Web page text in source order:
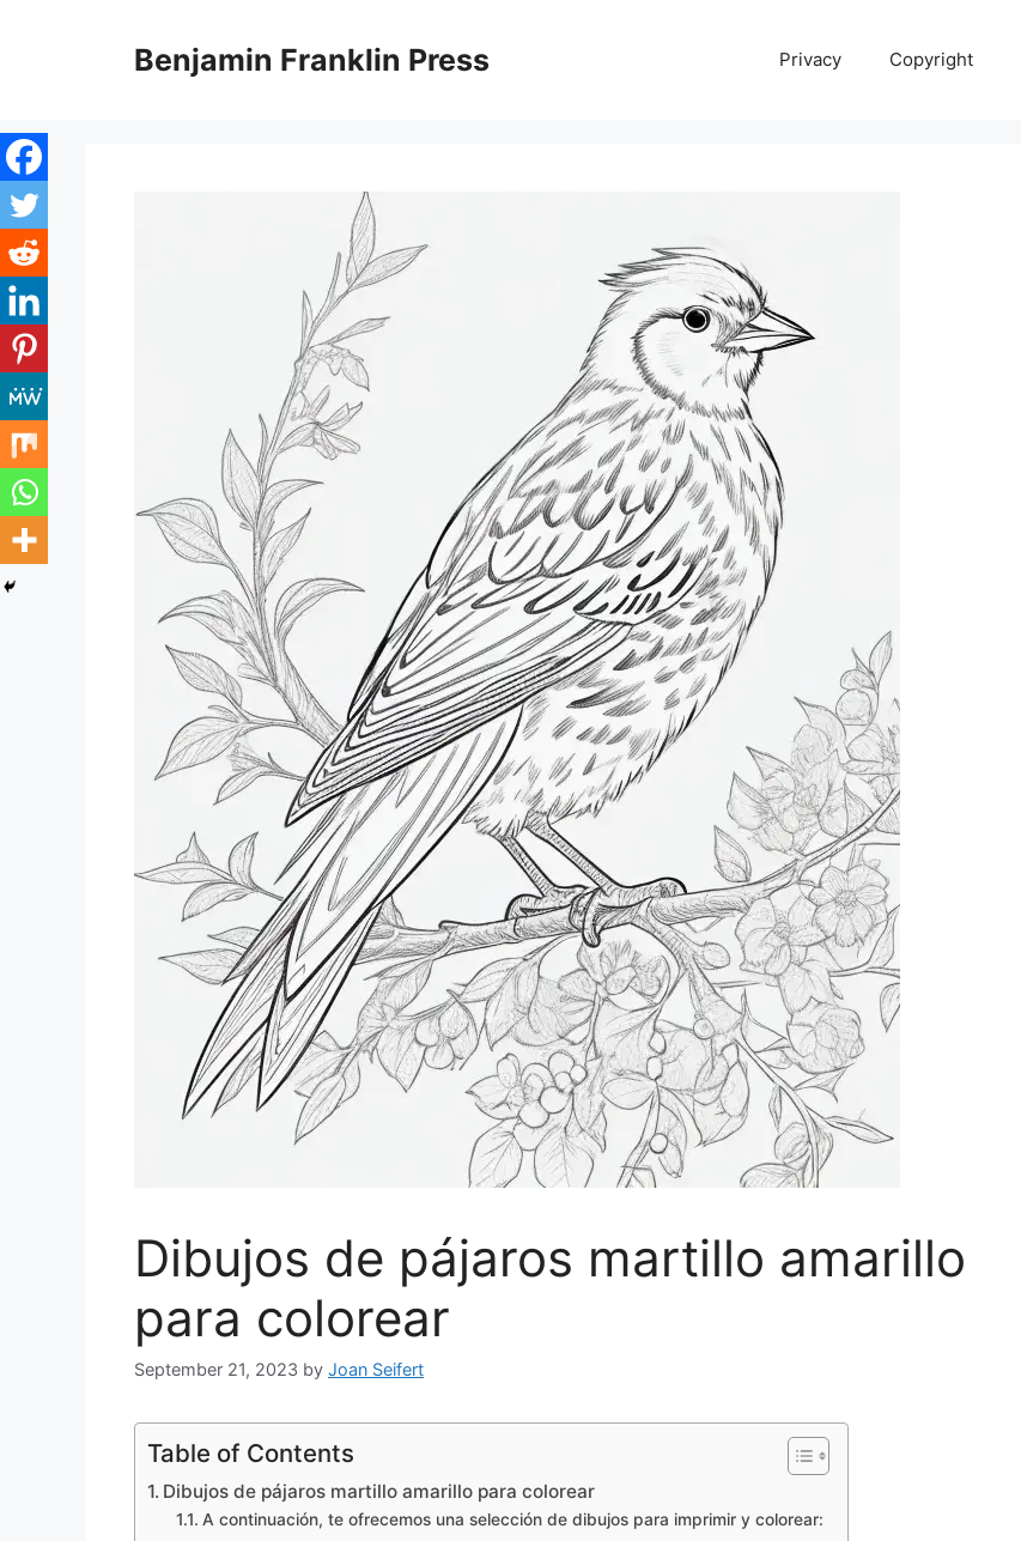
Benjamin Franklin Press Privacy Copyright
Dibujos de pájaros martillo amarillo
para colorear
September 21, 2023 by Joan Seifert
Table of Contents
Dibujos de pájaros martillo amarillo para colorear
A continuación, te ofrecemos una selección de dibujos para imprimir y colorear: